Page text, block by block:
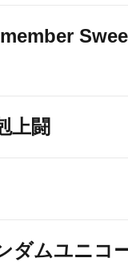
上闘
ダムユニコ